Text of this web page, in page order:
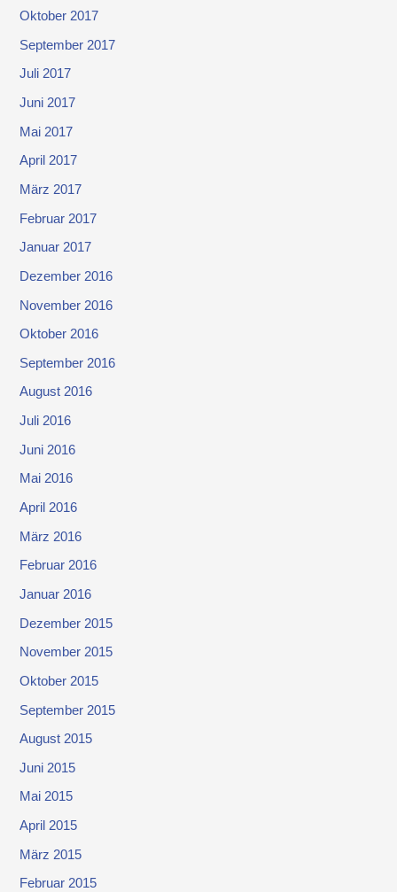
Oktober 2017
September 2017
Juli 2017
Juni 2017
Mai 2017
April 2017
März 2017
Februar 2017
Januar 2017
Dezember 2016
November 2016
Oktober 2016
September 2016
August 2016
Juli 2016
Juni 2016
Mai 2016
April 2016
März 2016
Februar 2016
Januar 2016
Dezember 2015
November 2015
Oktober 2015
September 2015
August 2015
Juni 2015
Mai 2015
April 2015
März 2015
Februar 2015